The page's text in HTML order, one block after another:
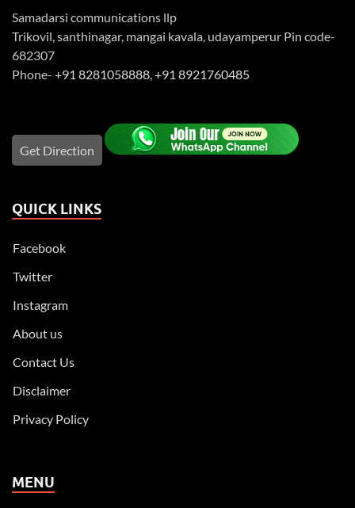
Samadarsi communications llp
Trikovil, santhinagar, mangai kavala, udayamperur Pin code-
682307
Phone- +91 8281058888 +91 8921760485
Get Direction
QUICK LINKS
Facebook
Twitter
Instagram
About us
Contact Us
Disclaimer
Privacy Policy
MENU